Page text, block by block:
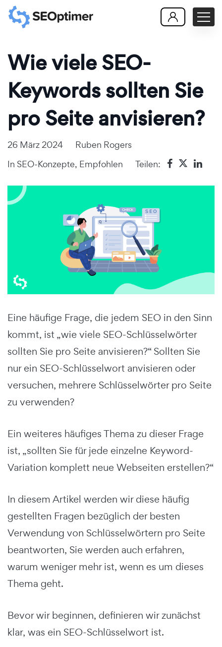
Wie viele SEO-
Keywords sollten Sie
pro Seite anvisieren?
26 März 2024
Ruben Rogers
In SEO-Konzepte, Empfohlen Teilen:
Eine häufige Frage, die jedem SEO in den Sinn
kommt, ist „wie viele SEO-Schlüsselwörter
sollten Sie pro Seite anvisieren?“ Sollten Sie
nur ein SEO-Schlüsselwort anvisieren oder
versuchen, mehrere Schlüsselwörter pro Seite
zu verwenden?
Ein weiteres häufiges Thema zu dieser Frage
ist, „sollten Sie für jede einzelne Keyword-
Variation komplett neue Webseiten erstellen?“
In diesem Artikel werden wir diese häufig
gestellten Fragen bezüglich der besten
Verwendung von Schlüsselwörtern pro Seite
beantworten, Sie werden auch erfahren,
warum weniger mehr ist, wenn es um dieses
Thema geht.
Bevor wir beginnen, definieren wir zunächst
klar, was ein SEO-Schlüsselwort ist.